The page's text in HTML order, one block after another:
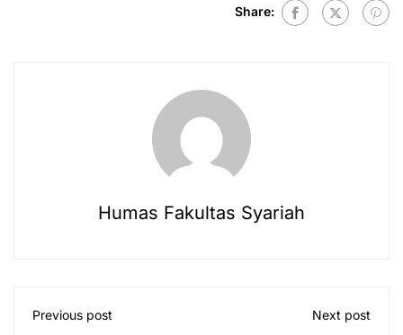
Share:
Humas Fakultas Syariah
Previous post Next post